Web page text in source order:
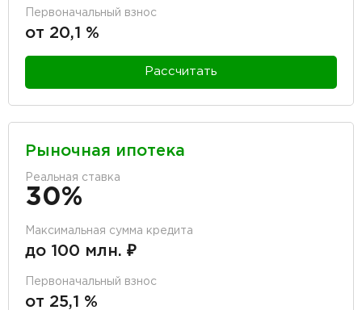
Первоначальный взнос
от 20,1 %
Рассчитать
Рыночная ипотека
Реальная ставка
30%
Максимальная сумма кредита
до 100 млн. ₽
Первоначальный взнос
от 25,1 %